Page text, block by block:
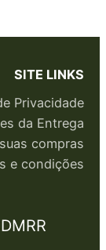
SITE LINKS
Privacidade
da Entrega
compras
e condições